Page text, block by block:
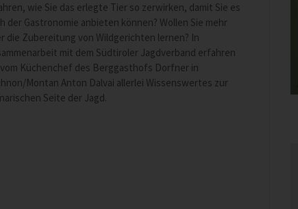
wie Sie das erlegte Tier so zerwirken, damit Sie es
der Gastronomie anbieten können? Wollen Sie mehr
die Zubereitung von Wildgerichten lernen? In
mit dem Südtiroler Jagdverband erfahren
Küchenchef des Berggasthofs Dorfner in
Montan Anton Dalvai allerlei Wissenswertes zur
Seite der Jagd.